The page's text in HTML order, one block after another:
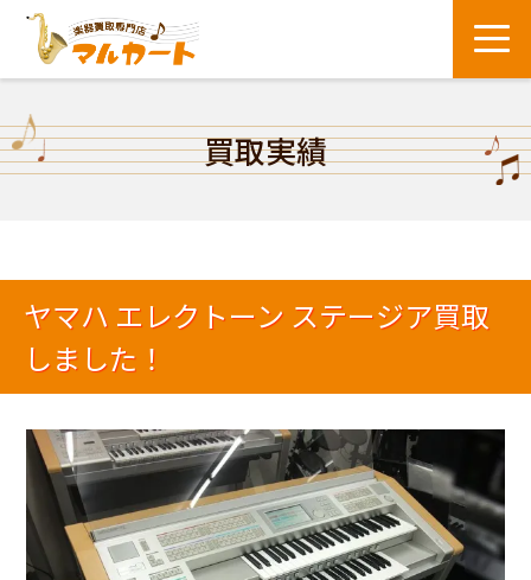
買取実績
ヤマハ エレクトーン ステージア買取
しました！